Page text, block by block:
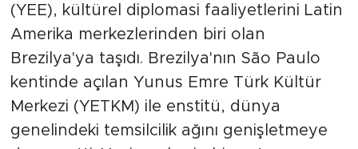
(YEE), kültürel diplomasi faaliyetlerini Latin
Amerika merkezlerinden biri olan
Brezilya'ya taşıdı. Brezilya'nın São Paulo
kentinde açılan Yunus Emre Türk Kültür
Merkezi (YETKM) ile enstitü, dünya
genelindeki temsilcilik ağını genişletmeye